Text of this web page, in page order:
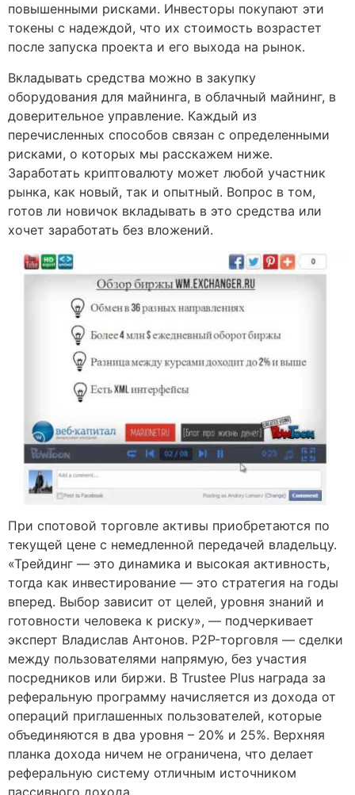
повышенными рисками. Инвесторы покупают эти
токены с надеждой, что их стоимость возрастет
после запуска проекта и его выхода на рынок.
Вкладывать средства можно в закупку
оборудования для майнинга, в облачный майнинг, в
доверительное управление. Каждый из
перечисленных способов связан с определенными
рисками, о которых мы расскажем ниже.
Заработать криптовалюту может любой участник
рынка, как новый, так и опытный. Вопрос в том,
готов ли новичок вкладывать в это средства или
хочет заработать без вложений.
При спотовой торговле активы приобретаются по
текущей цене с немедленной передачей владельцу.
«Трейдинг — это динамика и высокая активность,
тогда как инвестирование — это стратегия на годы
вперед. Выбор зависит от целей, уровня знаний и
готовности человека к риску», — подчеркивает
эксперт Владислав Антонов. P2P-торговля — сделки
между пользователями напрямую, без участия
посредников или биржи. В Trustee Plus награда за
реферальную программу начисляется из дохода от
операций приглашенных пользователей, которые
объединяются в два уровня – 20% и 25%. Верхняя
планка дохода ничем не ограничена, что делает
реферальную систему отличным источником